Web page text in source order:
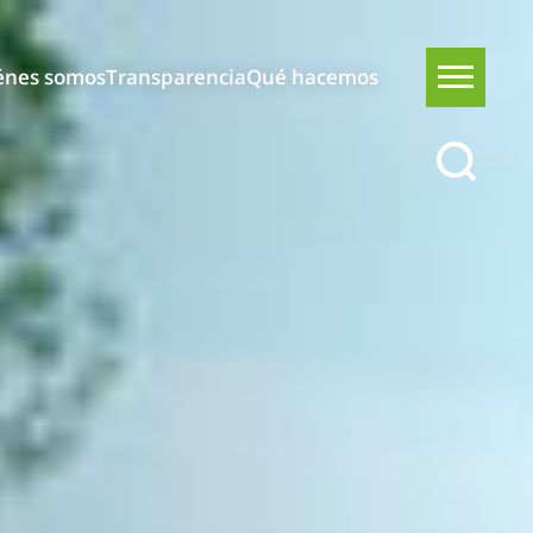
somosTransparenciaQué hacemos